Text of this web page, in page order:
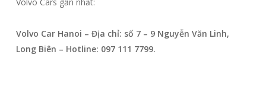
Volvo Car Hanoi – Địa chỉ: số 7 – 9 Nguyễn Văn Linh,
Long Biên – Hotline: 097 111 7799.